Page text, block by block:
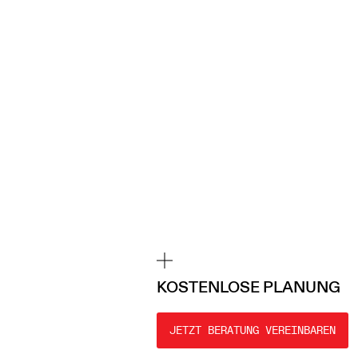
KOSTENLOSE PLANUNG
JETZT BERATUNG VEREINBAREN